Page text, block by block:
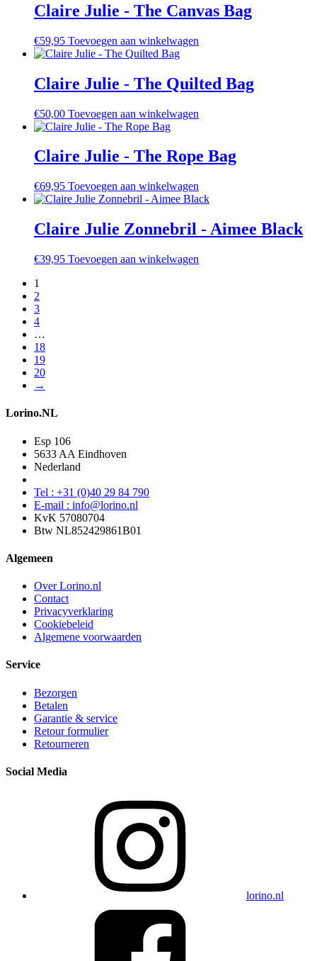
Claire Julie - The Canvas Bag
€59,95 Toevoegen aan winkelwagen
Claire Julie - The Quilted Bag
€50,00 Toevoegen aan winkelwagen
Claire Julie - The Rope Bag
€69,95 Toevoegen aan winkelwagen
Claire Julie Zonnebril - Aimee Black
€39,95 Toevoegen aan winkelwagen
1
2
3
4
…
18
19
20
→
Lorino.NL
Esp 106
5633 AA Eindhoven
Nederland
Tel : +31 (0)40 29 84 790
E-mail : info@lorino.nl
KvK 57080704
Btw NL852429861B01
Algemeen
Over Lorino.nl
Contact
Privacyverklaring
Cookiebeleid
Algemene voorwaarden
Service
Bezorgen
Betalen
Garantie & service
Retour formulier
Retourneren
Social Media
lorino.nl